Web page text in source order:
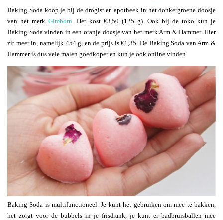
Baking Soda koop je bij de drogist en apotheek in het donkergroene doosje
van het merk Gimborn. Het kost €3,50 (125 g). Ook bij de toko kun je
Baking Soda vinden in een oranje doosje van het merk Arm & Hammer. Hier
zit meer in, namelijk 454 g, en de prijs is €1,35. De Baking Soda van Arm &
Hammer is dus vele malen goedkoper en kun je ook online vinden.
Baking Soda is multifunctioneel. Je kunt het gebruiken om mee te bakken,
het zorgt voor de bubbels in je frisdrank, je kunt er badbruisballen mee